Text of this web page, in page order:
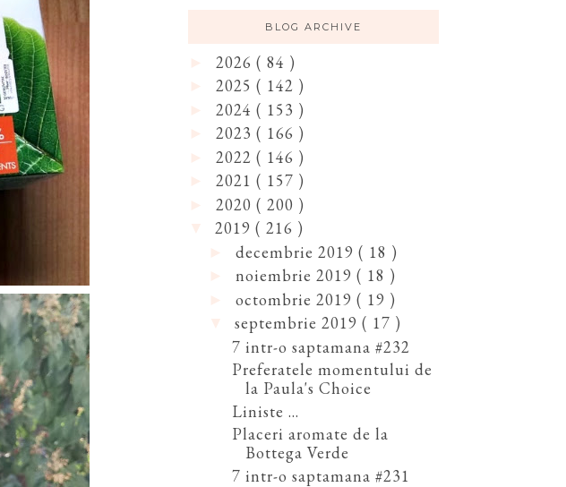
BLOG ARCHIVE
2026 ( 84 )
2025 ( 142 )
2024 ( 153 )
2023 ( 166 )
2022 ( 146 )
2021 ( 157 )
2020 ( 200 )
2019 ( 216 )
decembrie 2019 ( 18 )
noiembrie 2019 ( 18 )
octombrie 2019 ( 19 )
septembrie 2019 ( 17 )
7 intr-o saptamana #232
Preferatele momentului de
la Paula's Choice
Liniste ...
Placeri aromate de la
Bottega Verde
7 intr-o saptamana #231